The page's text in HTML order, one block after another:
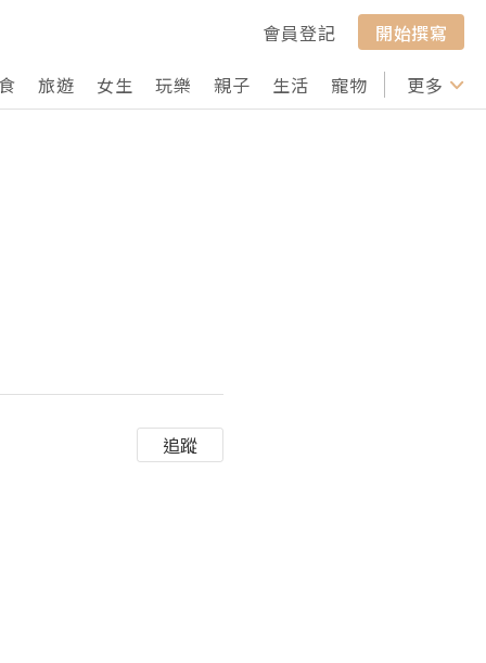
會員登記
開始撰寫
旅遊 女生 玩樂 親子 生活 寵物 行山 打卡
更多
追蹤